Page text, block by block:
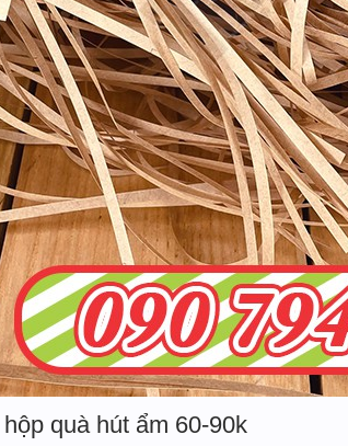
quà hút ẩm 60-90k